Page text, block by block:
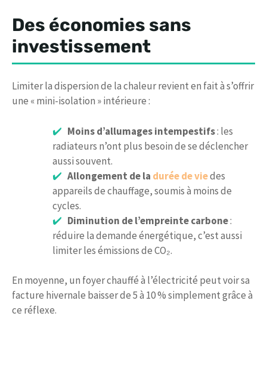
Des économies sans
investissement
Limiter la dispersion de la chaleur revient en fait à s’offrir
une « mini-isolation » intérieure :
Moins d’allumages intempestifs: les
radiateurs n’ont plus besoin de se déclencher
aussi souvent.
Allongement de la durée de viedes
appareils de chauffage, soumis à moins de
cycles.
Diminution de l’empreinte carbone:
réduire la demande énergétique, c’est aussi
limiter les émissions de CO₂.
En moyenne, un foyer chauffé à l’électricité peut voir sa
facture hivernale baisser de 5 à 10 % simplement grâce à
ce réflexe.